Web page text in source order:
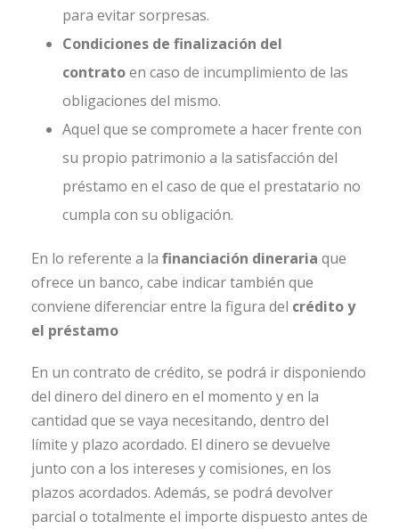
para evitar sorpresas.
Condiciones de finalización del
contratoen caso de incumplimiento de las
obligaciones del mismo.
Aquel que se compromete a hacer frente con
su propio patrimonio a la satisfacción del
préstamo en el caso de que el prestatario no
cumpla con su obligación.
En lo referente a la financiación dineraria que
ofrece un banco, cabe indicar también que
conviene diferenciar entre la figura del crédito y
el préstamo
En un contrato de crédito, se podrá ir disponiendo
del dinero del dinero en el momento y en la
cantidad que se vaya necesitando, dentro del
límite y plazo acordado. El dinero se devuelve
junto con a los intereses y comisiones, en los
plazos acordados. Además, se podrá devolver
parcial o totalmente el importe dispuesto antes de